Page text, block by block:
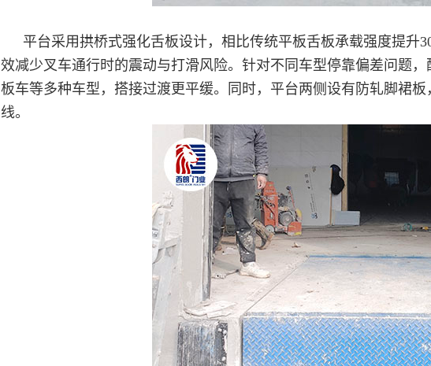
平台采用拱桥式强化舌板设计，相比传统平板舌板承载强度提升
效减少叉车通行时的震动与打滑风险。针对不同车型停靠偏差问题
板车等多种车型，搭接过渡更平缓。同时，平台两侧设有防轧脚裙
线。